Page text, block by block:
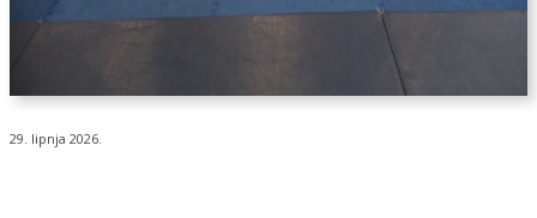
29. lipnja 2026.